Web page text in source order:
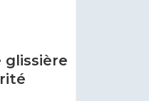
glissière